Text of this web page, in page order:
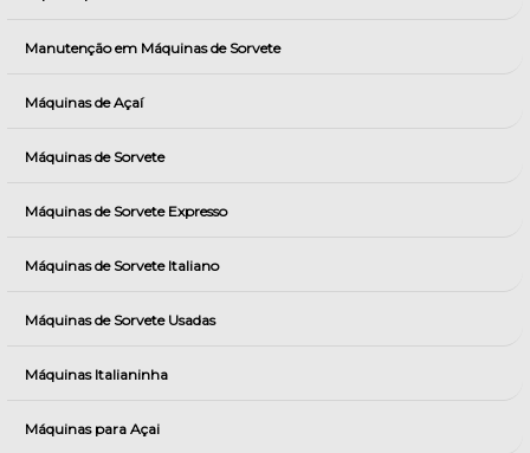
Manutenção em Máquinas de Sorvete
Máquinas de Açaí
Máquinas de Sorvete
Máquinas de Sorvete Expresso
Máquinas de Sorvete Italiano
Máquinas de Sorvete Usadas
Máquinas Italianinha
Máquinas para Açai